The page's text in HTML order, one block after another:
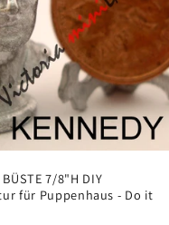
BÜSTE 7/8"H DIY
für Puppenhaus - Do it